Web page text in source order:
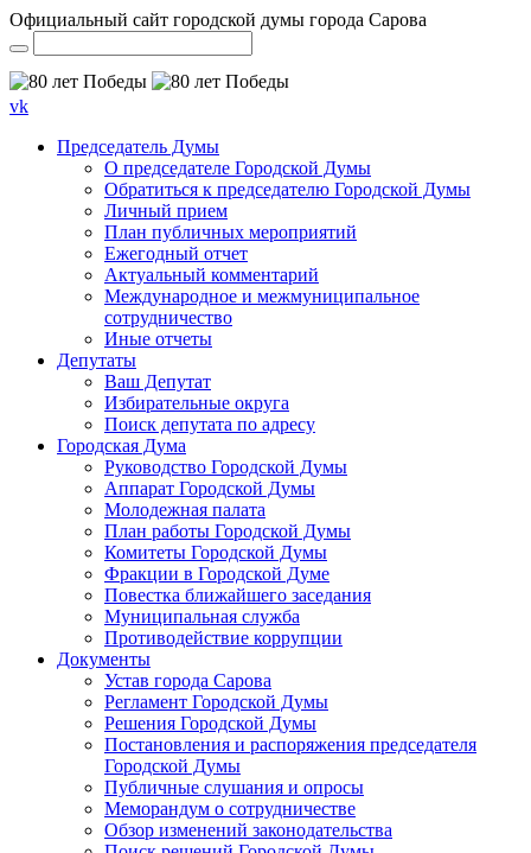
Официальный сайт городской думы города Сарова
vk
Председатель Думы
О председателе Городской Думы
Обратиться к председателю Городской Думы
Личный прием
План публичных мероприятий
Ежегодный отчет
Актуальный комментарий
Международное и межмуниципальное
сотрудничество
Иные отчеты
Депутаты
Ваш Депутат
Избирательные округа
Поиск депутата по адресу
Городская Дума
Руководство Городской Думы
Аппарат Городской Думы
Молодежная палата
План работы Городской Думы
Комитеты Городской Думы
Фракции в Городской Думе
Повестка ближайшего заседания
Муниципальная служба
Противодействие коррупции
Документы
Устав города Сарова
Регламент Городской Думы
Решения Городской Думы
Постановления и распоряжения председателя
Городской Думы
Публичные слушания и опросы
Меморандум о сотрудничестве
Обзор изменений законодательства